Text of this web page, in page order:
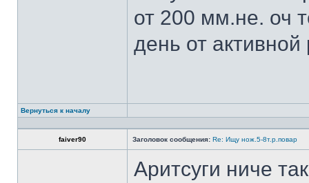
от 200 мм.не. оч
день от
Вернуться к началу
faiver90 Заголовок сообщения: Re: Ищу нож.5-8т.р.повар
Аритсуги ниче